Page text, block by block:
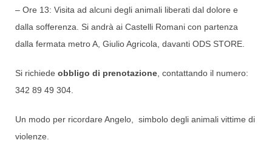
– Ore 13: Visita ad alcuni degli animali liberati dal dolore e
dalla sofferenza. Si andrà ai Castelli Romani con partenza
dalla fermata metro A, Giulio Agricola, davanti ODS STORE.
Si richiede obbligo di prenotazione , contattando il numero:
342 89 49 304.
Un modo per ricordare Angelo, simbolo degli animali vittime di
violenze.